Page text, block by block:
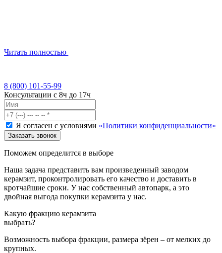
Читать полностью
8 (800) 101-55-99
Консультации с 8ч до 17ч
Я согласен с условиями «Политики конфиденциальности»
Поможем определится в выборе
Наша задача представить вам произведенный заводом
керамзит, проконтролировать его качество и доставить в
кротчайшие сроки. У нас собственный автопарк, а это
двойная выгода покупки керамзита у нас.
Какую фракцию керамзита
выбрать?
Возможность выбора фракции, размера зёрен – от мелких до
крупных.